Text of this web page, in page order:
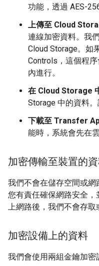
功能，透過 AES-
上傳至 Cloud
連線加密資料。我
Cloud Storage。如
Controls，這個程
內進行。
在 Cloud Storage
Storage 中的資料
下載至 Transfer
能時，系統會先在
加密傳輸至裝置的
我們不會在儲存空間或網
您有責任確保網路安全
上網路後，我們不會存取
加密設備上的資料
我們會使用兩組金鑰加密